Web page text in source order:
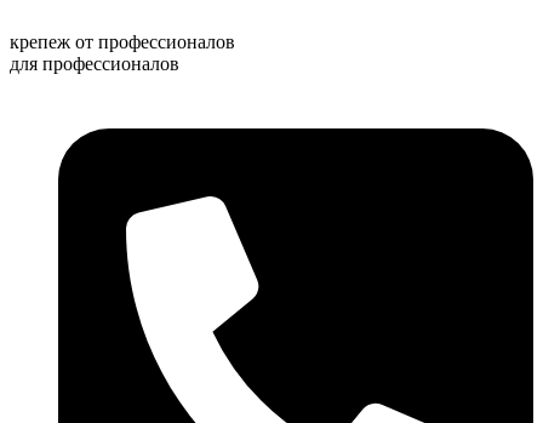
к
содержимому
крепеж от профессионалов
для профессионалов